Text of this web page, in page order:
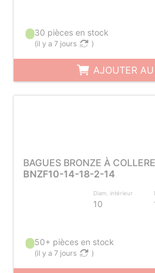
30 pièces en stock
(il y a 7 jours )
AJOUTER
BAGUES BRONZE À
BNZF10-14-18-2-14
Diam. intérieur
10
50+ pièces en stock
(il y a 7 jours )